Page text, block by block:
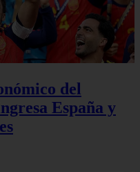
del
España y